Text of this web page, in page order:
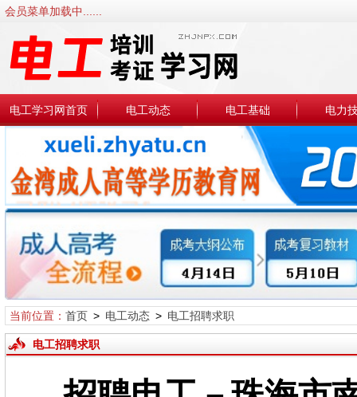
会员菜单加载中......
电工学习网首页 电工动态 电工基础 电力
当前位置： 首页> 电工动态> 电工招聘求职
电工招聘求职